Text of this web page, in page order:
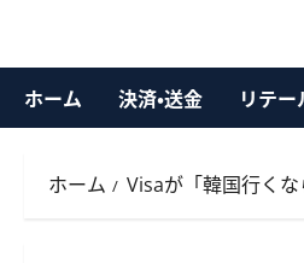
ホーム 決済・送金 リテー
ホーム Visaが「韓国行く